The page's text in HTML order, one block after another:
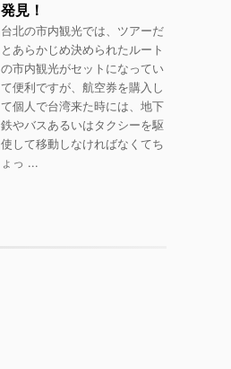
発見！
台北の市内観光では、ツアーだ
とあらかじめ決められたルート
の市内観光がセットになってい
て便利ですが、航空券を購入し
て個人で台湾来た時には、地下
鉄やバスあるいはタクシーを駆
使して移動しなければなくてち
ょっ ...